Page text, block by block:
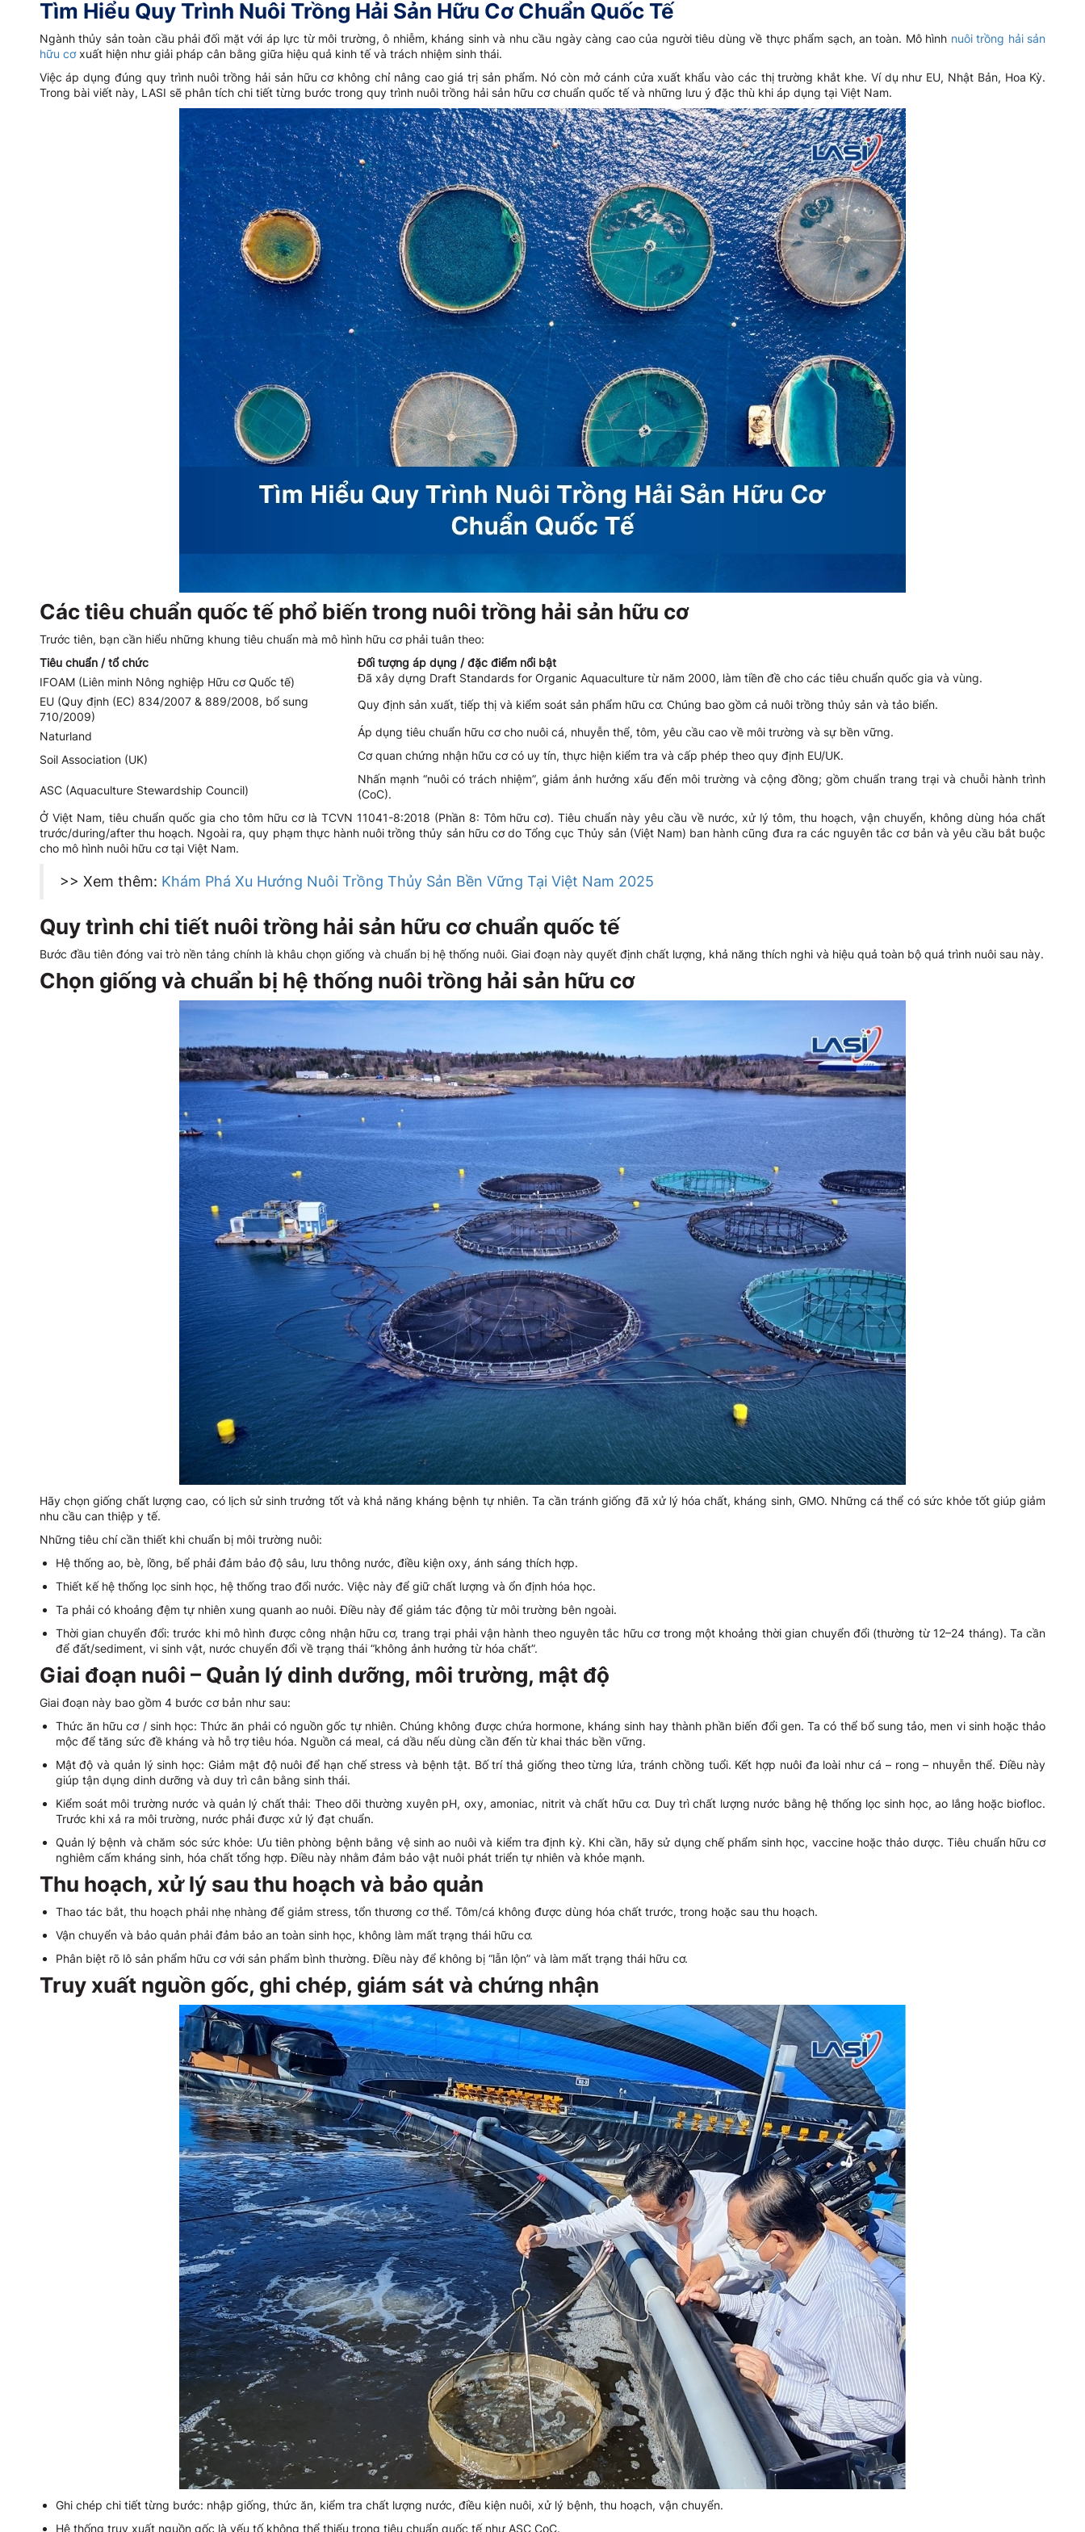
Tìm Hiểu Quy Trình Nuôi Trồng Hải Sản Hữu Cơ Chuẩn Quốc Tế
Ngành thủy sản toàn cầu phải đối mặt với áp lực từ môi trường, ô nhiễm, kháng sinh và nhu cầu ngày càng cao của người tiêu dùng về thực phẩm sạch, an toàn. Mô hình nuôi trồng hải sản
hữu cơxuất hiện như giải pháp cân bằng giữa hiệu quả kinh tế và trách nhiệm sinh thái.
Việc áp dụng đúng quy trình nuôi trồng hải sản hữu cơ không chỉ nâng cao giá trị sản phẩm. Nó còn mở cánh cửa xuất khẩu vào các thị trường khắt khe. Ví dụ như EU, Nhật Bản, Hoa Kỳ.
Trong bài viết này, LASI sẽ phân tích chi tiết từng bước trong quy trình nuôi trồng hải sản hữu cơ chuẩn quốc tế và những lưu ý đặc thù khi áp dụng tại Việt Nam.
Các tiêu chuẩn quốc tế phổ biến trong nuôi trồng hải sản hữu cơ
Trước tiên, bạn cần hiểu những khung tiêu chuẩn mà mô hình hữu cơ phải tuân theo:
Tiêu chuẩn / tổ chức
Đối tượng áp dụng / đặc điểm nổi bật
IFOAM (Liên minh Nông nghiệp Hữu cơ Quốc tế)
Đã xây dựng Draft Standards for Organic Aquaculture từ năm 2000, làm tiền đề cho các tiêu chuẩn quốc gia và vùng.
EU (Quy định (EC) 834/2007 & 889/2008, bổ sung
710/2009)
Quy định sản xuất, tiếp thị và kiểm soát sản phẩm hữu cơ. Chúng bao gồm cả nuôi trồng thủy sản và tảo biển.
Naturland
Áp dụng tiêu chuẩn hữu cơ cho nuôi cá, nhuyễn thể, tôm, yêu cầu cao về môi trường và sự bền vững.
Soil Association (UK)
Cơ quan chứng nhận hữu cơ có uy tín, thực hiện kiểm tra và cấp phép theo quy định EU/UK.
ASC (Aquaculture Stewardship Council)
Nhấn mạnh “nuôi có trách nhiệm”, giảm ảnh hưởng xấu đến môi trường và cộng đồng; gồm chuẩn trang trại và chuỗi hành trình
(CoC).
Ở Việt Nam, tiêu chuẩn quốc gia cho tôm hữu cơ là TCVN 11041-8:2018 (Phần 8: Tôm hữu cơ). Tiêu chuẩn này yêu cầu về nước, xử lý tôm, thu hoạch, vận chuyển, không dùng hóa chất
trước/during/after thu hoạch. Ngoài ra, quy phạm thực hành nuôi trồng thủy sản hữu cơ do Tổng cục Thủy sản (Việt Nam) ban hành cũng đưa ra các nguyên tắc cơ bản và yêu cầu bắt buộc
cho mô hình nuôi hữu cơ tại Việt Nam.
>> Xem thêm: Khám Phá Xu Hướng Nuôi Trồng Thủy Sản Bền Vững Tại Việt Nam 2025
Quy trình chi tiết nuôi trồng hải sản hữu cơ chuẩn quốc tế
Bước đầu tiên đóng vai trò nền tảng chính là khâu chọn giống và chuẩn bị hệ thống nuôi. Giai đoạn này quyết định chất lượng, khả năng thích nghi và hiệu quả toàn bộ quá trình nuôi sau này.
Chọn giống và chuẩn bị hệ thống nuôi trồng hải sản hữu cơ
Hãy chọn giống chất lượng cao, có lịch sử sinh trưởng tốt và khả năng kháng bệnh tự nhiên. Ta cần tránh giống đã xử lý hóa chất, kháng sinh, GMO. Những cá thể có sức khỏe tốt giúp giảm
nhu cầu can thiệp y tế.
Những tiêu chí cần thiết khi chuẩn bị môi trường nuôi:
Hệ thống ao, bè, lồng, bể phải đảm bảo độ sâu, lưu thông nước, điều kiện oxy, ánh sáng thích hợp.
Thiết kế hệ thống lọc sinh học, hệ thống trao đổi nước. Việc này để giữ chất lượng và ổn định hóa học.
Ta phải có khoảng đệm tự nhiên xung quanh ao nuôi. Điều này để giảm tác động từ môi trường bên ngoài.
Thời gian chuyển đổi: trước khi mô hình được công nhận hữu cơ, trang trại phải vận hành theo nguyên tắc hữu cơ trong một khoảng thời gian chuyển đổi (thường từ 12–24 tháng). Ta cần
để đất/sediment, vi sinh vật, nước chuyển đổi về trạng thái “không ảnh hưởng từ hóa chất”.
Giai đoạn nuôi – Quản lý dinh dưỡng, môi trường, mật độ
Giai đoạn này bao gồm 4 bước cơ bản như sau:
Thức ăn hữu cơ / sinh học: Thức ăn phải có nguồn gốc tự nhiên. Chúng không được chứa hormone, kháng sinh hay thành phần biến đổi gen. Ta có thể bổ sung tảo, men vi sinh hoặc thảo
mộc để tăng sức đề kháng và hỗ trợ tiêu hóa. Nguồn cá meal, cá dầu nếu dùng cần đến từ khai thác bền vững.
Mật độ và quản lý sinh học: Giảm mật độ nuôi để hạn chế stress và bệnh tật. Bố trí thả giống theo từng lứa, tránh chồng tuổi. Kết hợp nuôi đa loài như cá – rong – nhuyễn thể. Điều này
giúp tận dụng dinh dưỡng và duy trì cân bằng sinh thái.
Kiểm soát môi trường nước và quản lý chất thải: Theo dõi thường xuyên pH, oxy, amoniac, nitrit và chất hữu cơ. Duy trì chất lượng nước bằng hệ thống lọc sinh học, ao lắng hoặc biofloc.
Trước khi xả ra môi trường, nước phải được xử lý đạt chuẩn.
Quản lý bệnh và chăm sóc sức khỏe: Ưu tiên phòng bệnh bằng vệ sinh ao nuôi và kiểm tra định kỳ. Khi cần, hãy sử dụng chế phẩm sinh học, vaccine hoặc thảo dược. Tiêu chuẩn hữu cơ
nghiêm cấm kháng sinh, hóa chất tổng hợp. Điều này nhằm đảm bảo vật nuôi phát triển tự nhiên và khỏe mạnh.
Thu hoạch, xử lý sau thu hoạch và bảo quản
Thao tác bắt, thu hoạch phải nhẹ nhàng để giảm stress, tổn thương cơ thể. Tôm/cá không được dùng hóa chất trước, trong hoặc sau thu hoạch.
Vận chuyển và bảo quản phải đảm bảo an toàn sinh học, không làm mất trạng thái hữu cơ.
Phân biệt rõ lô sản phẩm hữu cơ với sản phẩm bình thường. Điều này để không bị “lẫn lộn” và làm mất trạng thái hữu cơ.
Truy xuất nguồn gốc, ghi chép, giám sát và chứng nhận
Ghi chép chi tiết từng bước: nhập giống, thức ăn, kiểm tra chất lượng nước, điều kiện nuôi, xử lý bệnh, thu hoạch, vận chuyển.
Hệ thống truy xuất nguồn gốc là yếu tố không thể thiếu trong tiêu chuẩn quốc tế như ASC CoC.